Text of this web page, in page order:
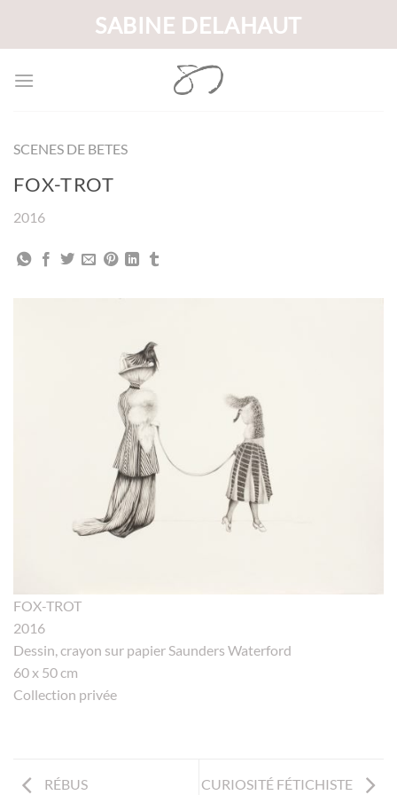
contenu
SABINE DELAHAUT
SCENES DE BETES
FOX-TROT
2016
FOX-TROT
2016
Dessin, crayon sur papier Saunders Waterford
60 x 50 cm
Collection privée
RÉBUS CURIOSITÉ FÉTICHISTE